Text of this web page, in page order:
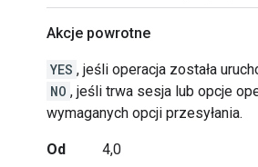
Akcje powrotne
YES , jeśli operacja została
NO , jeśli trwa sesja lub opcje
wymaganych opcji przesyłania.
Od 4,0